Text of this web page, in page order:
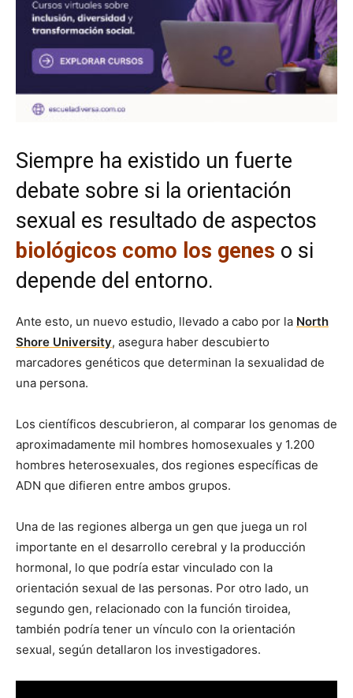
Siempre ha existido un fuerte
debate sobre si la orientación
sexual es resultado de aspectos
biológicos como los genes o si
depende del entorno.
Ante esto, un nuevo estudio, llevado a cabo por la North
Shore University, asegura haber descubierto
marcadores genéticos que determinan la sexualidad de
una persona.
Los científicos descubrieron, al comparar los genomas de
aproximadamente mil hombres homosexuales y 1.200
hombres heterosexuales, dos regiones específicas de
ADN que difieren entre ambos grupos.
Una de las regiones alberga un gen que juega un rol
importante en el desarrollo cerebral y la producción
hormonal, lo que podría estar vinculado con la
orientación sexual de las personas. Por otro lado, un
segundo gen, relacionado con la función tiroidea,
también podría tener un vínculo con la orientación
sexual, según detallaron los investigadores.